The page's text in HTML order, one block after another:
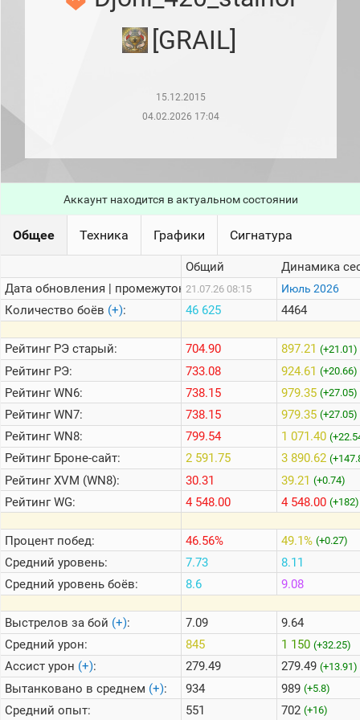
игроков
Статистика
стримеров
Информация
Онлайн
Цветовая
шкала
Теlegram
ВК
Портал
Мира
Танков
[GRAIL]
15.12.2015
04.02.2026 17:04
Аккаунт находится в актуальном состоянии
Общее Техника Графики Сигнатура
Дата обновления | промежуток:
Количество боёв (+):
РейтингРЭ старый:
РейтингРЭ:
РейтингWN6:
РейтингWN7:
РейтингWN8:
РейтингБроне-сайт:
РейтингXVM (WN8):
РейтингWG:
Процент побед:
Средний уровень:
Средний уровень боёв:
Выстрелов за бой (+):
Средний урон:
Ассист урон (+):
Вытанковано в среднем (+):
Средний опыт:
Общий
21.07.26 08:15
46 625
704.90
733.08
738.15
738.15
799.54
2 591.75
30.31
4 548.00
46.56%
7.73
8.6
7.09
845
279.49
934
551
Динамика
Июль 2026
4464
897.21 (+21.01)
924.61 (+20.66)
979.35 (+27.05)
979.35 (+27.05)
1 071.40
3 890.62
39.21 (+0.74)
4 548.00 (+182)
49.1% (+0.27)
8.11
9.08
9.64
1 150 (+32.25)
279.49 (+13.91)
989 (+5.8)
702 (+16)